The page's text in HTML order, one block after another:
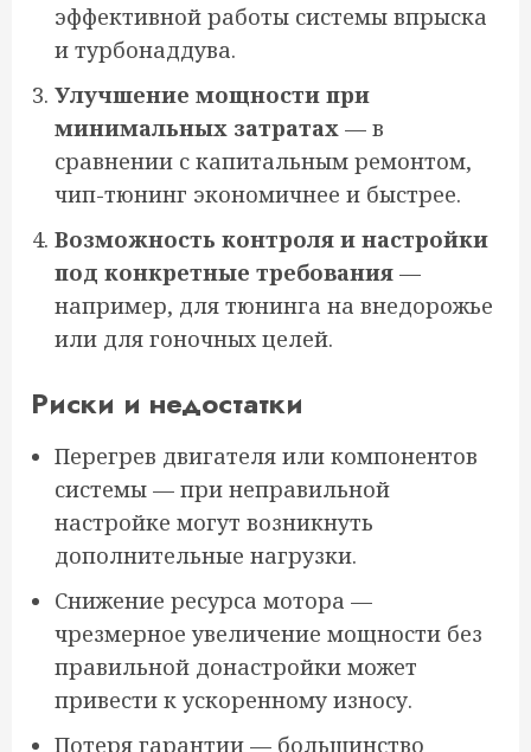
эффективной работы системы впрыска
и турбонаддува.
Улучшение мощности при
минимальных затратах — в
сравнении с капитальным ремонтом,
чип-тюнинг экономичнее и быстрее.
Возможность контроля и настройки
под конкретные требования —
например, для тюнинга на внедорожье
или для гоночных целей.
Риски и недостатки
Перегрев двигателя или компонентов
системы — при неправильной
настройке могут возникнуть
дополнительные нагрузки.
Снижение ресурса мотора —
чрезмерное увеличение мощности без
правильной донастройки может
привести к ускоренному износу.
Потеря гарантии — большинство